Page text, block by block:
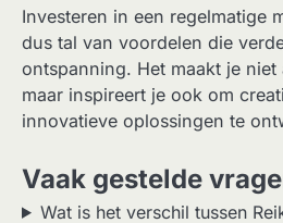
Investeren in een regelmatige
dus tal van voordelen die
ontspanning. Het maakt je
maar inspireert je ook om
innovatieve oplossingen te
Vaak gestelde
Wat is het verschil tussen